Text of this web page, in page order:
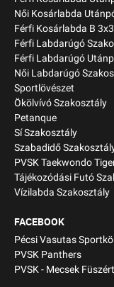
Női Kosárlabda
Férfi Kosárlabda B 3x3
Férfi Labdarúgó
Férfi Labdarúgó
Női Labdarúgó
Sportlövészet
Ökölvívó Szakosztály
Petanque
Sí Szakosztály
Szabadidő
PVSK Taekwondo
Tájékozódási Futó
Vízilabda Szakosztály
FACEBOOK
Pécsi Vasutas
PVSK Panthers
PVSK - Mecsek Füszért